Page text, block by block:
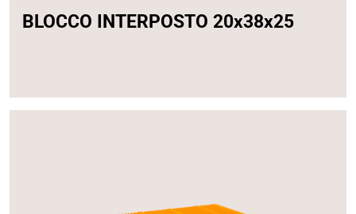
BLOCCO INTERPOSTO 20x38x25